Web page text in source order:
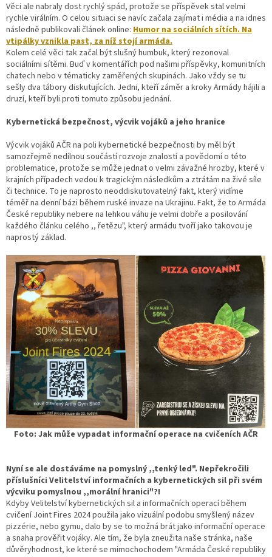
Věci ale nabraly dost rychlý spád, protože se příspěvek stal velmi
rychle virálním. O celou situaci se navíc začala zajímat i média a na idnes
následně publikovali článek online: Humor na sociálních sítích. Na
vtipálky vznikla past, za níž stojí armáda.
Kolem celé věci tak začal být slušný humbuk, který rezonoval
sociálními sítěmi. Buď v komentářích pod našimi příspěvky, komunitních
chatech nebo v tématicky zaměřených skupinách. Jako vždy se tu
sešly dva tábory diskutujících. Jedni, kteří záměr a kroky Armády hájili a
druzí, kteří byli proti tomuto způsobu jednání.
Kybernetická bezpečnost, výcvik vojáků a jeho hranice
Výcvik vojáků AČR na poli kybernetické bezpečnosti by měl být
samozřejmě nedílnou součástí rozvoje znalostí a povědomí o této
problematice, protože se může jednat o velmi závažné hrozby, které v
krajních případech vedou k tragickým následkům a ztrátám na živé síle
či technice. To je naprosto neoddiskutovatelnýfakt, který vidíme
téměř na denní bázi během ruské invaze na Ukrajinu. Fakt, že to Armáda
České republiky nebere na lehkou váhu je velmi dobře a posilování
každého článku celého ,, řetězu", který armádu tvoří jako takovou je
naprostý základ.
Foto: Jak může vypadat informační operace na cvičeních AČR
Nyní se ale dostáváme na pomyslný ,,tenký led". Nepřekročili
příslušníci Velitelství informačních a kybernetických sil při svém
výcviku pomyslnou ,,morální hranici"?!
Kdyby Velitelství kybernetických sil a informačních operací během
cvičení Joint Fires 2024 použila jako vizuální podobu smyšlený název
pizzérie, nebo gymu, dalo by se to možná brát jako informační operace
a snaha prověřit vojáky. Ale tím, že byla zneužita naše stránka, naše
důvěryhodnost, ke které se mimochochodem "Armáda České republiky